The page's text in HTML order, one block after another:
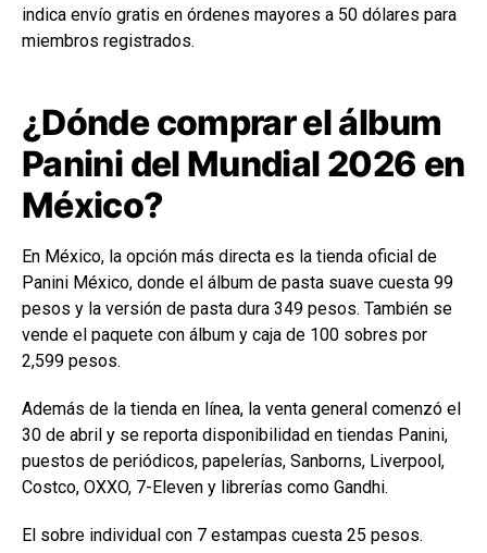
indica envío gratis en órdenes mayores a 50 dólares para
miembros registrados.
¿Dónde comprar el álbum
Panini del Mundial 2026 en
México?
En México, la opción más directa es la tienda oficial de
Panini México, donde el álbum de pasta suave cuesta 99
pesos y la versión de pasta dura 349 pesos. También se
vende el paquete con álbum y caja de 100 sobres por
2,599 pesos.
Además de la tienda en línea, la venta general comenzó el
30 de abril y se reporta disponibilidad en tiendas Panini,
puestos de periódicos, papelerías, Sanborns, Liverpool,
Costco, OXXO, 7-Eleven y librerías como Gandhi.
El sobre individual con 7 estampas cuesta 25 pesos.